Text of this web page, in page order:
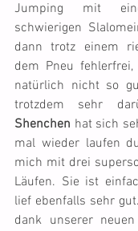
Jumping mit
schwierigen
dann trotz einem
dem Pneu
natürlich nicht so
Shenchen hat sich
mal wieder laufen
mich mit drei
Läufen. Sie ist
lief ebenfalls sehr
dank unserer neuen